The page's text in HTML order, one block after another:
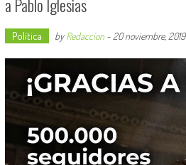
a Pablo Iglesias
Política byRedaccion- 20 noviembre, 2019